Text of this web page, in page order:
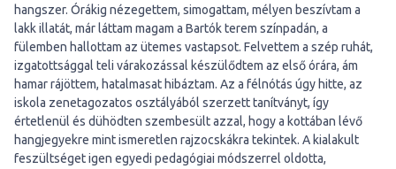
hangszer. Órákig nézegettem, simogattam, mélyen beszívtam a
lakk illatát, már láttam magam a Bartók terem színpadán, a
fülemben hallottam az ütemes vastapsot. Felvettem a szép ruhát,
izgatottsággal teli várakozással készülődtem az első órára, ám
hamar rájöttem, hatalmasat hibáztam. Az a félnótás úgy hitte, az
iskola zenetagozatos osztályából szerzett tanítványt, így
értetlenül és dühödten szembesült azzal, hogy a kottában lévő
hangjegyekre mint ismeretlen rajzocskákra tekintek. A kialakult
feszültséget igen egyedi pedagógiai módszerrel oldotta,